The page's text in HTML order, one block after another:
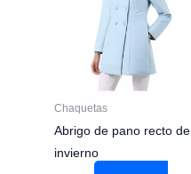
Chaquetas
Abrigo de pano recto de
invierno